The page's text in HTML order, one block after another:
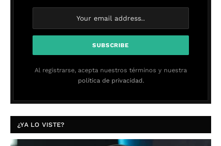
Al registrarse, acepta nuestros términos y nuestra
política de privacidad.
¿YA LO VISTE?